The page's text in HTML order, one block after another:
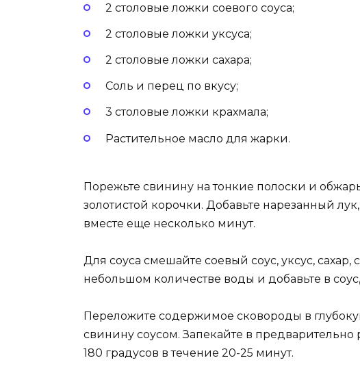
2 столовые ложки соевого соуса;
2 столовые ложки уксуса;
2 столовые ложки сахара;
Соль и перец по вкусу;
3 столовые ложки крахмала;
Растительное масло для жарки.
Порежьте свинину на тонкие полоски и
золотистой корочки. Добавьте нарезанный
вместе еще несколько минут.
Для соуса смешайте соевый соус, уксус,
небольшом количестве воды и добавьте в соус,
Переложите содержимое сковороды в
свинину соусом. Запекайте в предварительно
180 градусов в течение 20-25 минут.